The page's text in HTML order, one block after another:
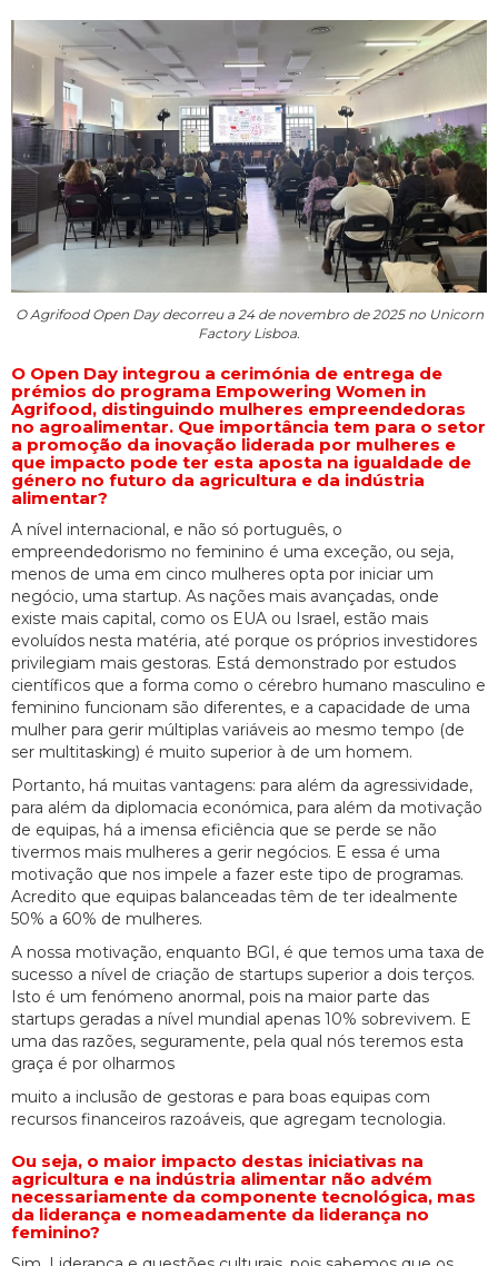
O Agrifood Open Day decorreu a 24 de novembro de 2025 no Unicorn
Factory Lisboa.
O Open Day integrou a cerimónia de entrega de
prémios do programa Empowering Women in
Agrifood, distinguindo mulheres empreendedoras
no agroalimentar. Que importância tem para o setor
a promoção da inovação liderada por mulheres e
que impacto pode ter esta aposta na igualdade de
género no futuro da agricultura e da indústria
alimentar?
A nível internacional, e não só português, o
empreendedorismo no feminino é uma exceção, ou seja,
menos de uma em cinco mulheres opta por iniciar um
negócio, uma startup. As nações mais avançadas, onde
existe mais capital, como os EUA ou Israel, estão mais
evoluídos nesta matéria, até porque os próprios investidores
privilegiam mais gestoras. Está demonstrado por estudos
científicos que a forma como o cérebro humano masculino e
feminino funcionam são diferentes, e a capacidade de uma
mulher para gerir múltiplas variáveis ao mesmo tempo (de
ser multitasking) é muito superior à de um homem.
Portanto, há muitas vantagens: para além da agressividade,
para além da diplomacia económica, para além da motivação
de equipas, há a imensa eficiência que se perde se não
tivermos mais mulheres a gerir negócios. E essa é uma
motivação que nos impele a fazer este tipo de programas.
Acredito que equipas balanceadas têm de ter idealmente
50% a 60% de mulheres.
A nossa motivação, enquanto BGI, é que temos uma taxa de
sucesso a nível de criação de startups superior a dois terços.
Isto é um fenómeno anormal, pois na maior parte das
startups geradas a nível mundial apenas 10% sobrevivem. E
uma das razões, seguramente, pela qual nós teremos esta
graça é por olharmos
muito a inclusão de gestoras e para boas equipas com
recursos financeiros razoáveis, que agregam tecnologia.
Ou seja, o maior impacto destas iniciativas na
agricultura e na indústria alimentar não advém
necessariamente da componente tecnológica, mas
da liderança e nomeadamente da liderança no
feminino?